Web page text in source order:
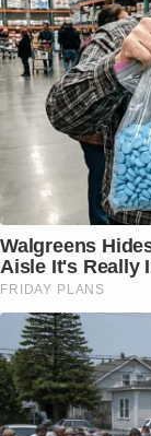
Walgreens
Aisle It's Really
FRIDAY PLANS